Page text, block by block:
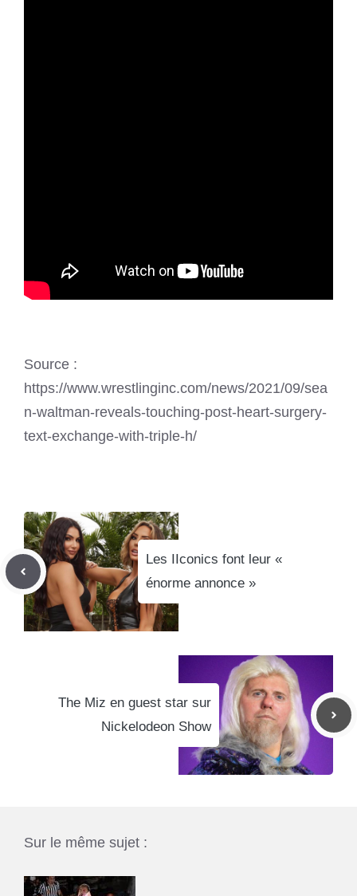
Source :
https://www.wrestlinginc.com/news/2021/09/sea
n-waltman-reveals-touching-post-heart-surgery-
text-exchange-with-triple-h/
Les IIconics font leur «
énorme annonce »
The Miz en guest star sur
Nickelodeon Show
Sur le même sujet :